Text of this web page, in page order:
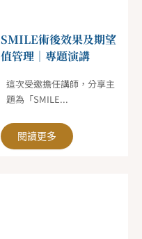
SMILE術後效果及期望
值管理｜專題演講
這次受邀擔任講師，分享主
題為「SMILE...
閱讀更多